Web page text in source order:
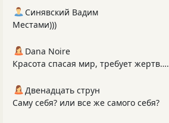
Синявский Вадим
Местами)))
Dana Noire
Красота спасая мир, требует жертв….
Двенадцать струн
Саму себя? или все же самого себя?